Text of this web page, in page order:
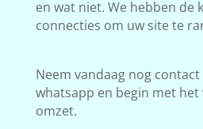
en wat niet. We hebben de
connecties om uw site te
Neem vandaag nog
whatsapp en begin met
omzet.